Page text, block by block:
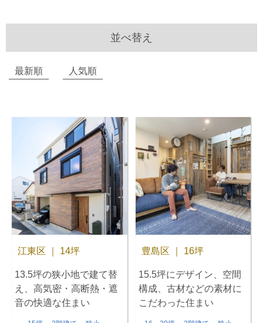
並べ替え
最新順 人気順
江東区 ｜ 14坪
13.5坪の狭小地で建て替
え、高気密・高断熱・遮
音の快適な住まい
豊島区 ｜ 16坪
15.5坪にデザイン、空間
構成、古材などの素材に
こだわった住まい